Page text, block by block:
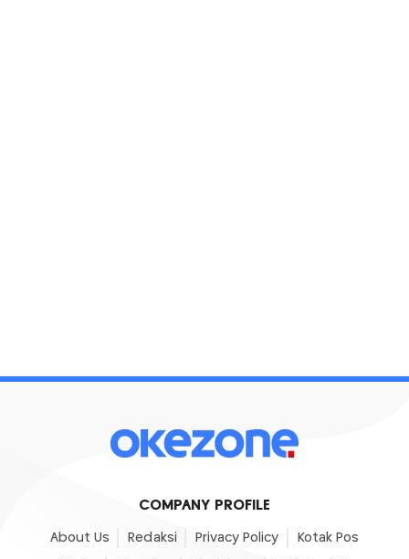
COMPANY PROFILE
About Us Redaksi Privacy Policy Kotak Pos